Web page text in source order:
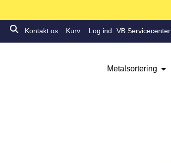
Kontakt os Kurv Log ind VB Servicecenter
Metalsortering